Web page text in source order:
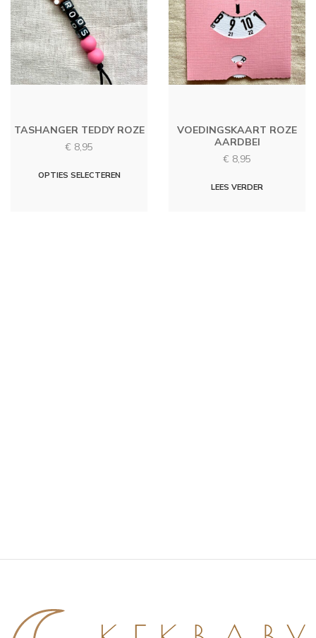
optie
kan
op
TASHANGER TEDDY ROZE
€ 8,95
OPTIES SELECTEREN
VOEDINGSKAART ROZE
AARDBEI
€ 8,95
LEES VERDER